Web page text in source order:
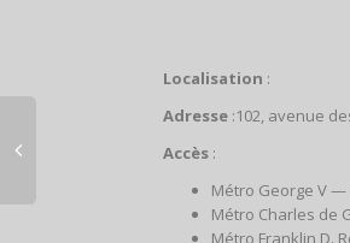
Localisation :
Adresse:102, avenue
Accès:
Métro George V —
Métro Charles de
Métro Franklin D.